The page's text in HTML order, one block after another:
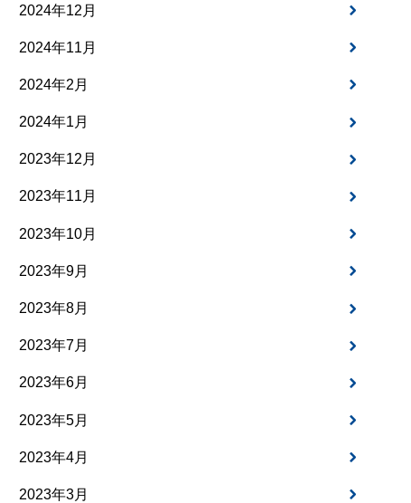
2024年12月
2024年11月
2024年2月
2024年1月
2023年12月
2023年11月
2023年10月
2023年9月
2023年8月
2023年7月
2023年6月
2023年5月
2023年4月
2023年3月